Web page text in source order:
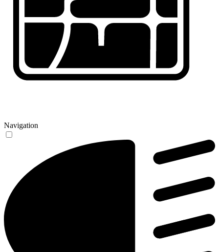
Navigation